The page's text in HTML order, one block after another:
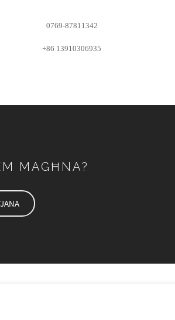
0769-87811342
+86 13910306935
MAGĦNA?